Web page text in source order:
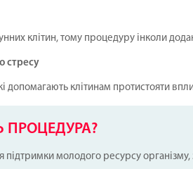
клітин, тому процедуру інколи
стресу
допомагають клітинам протистояти
ПРОЦЕДУРА?
підтримки молодого ресурсу